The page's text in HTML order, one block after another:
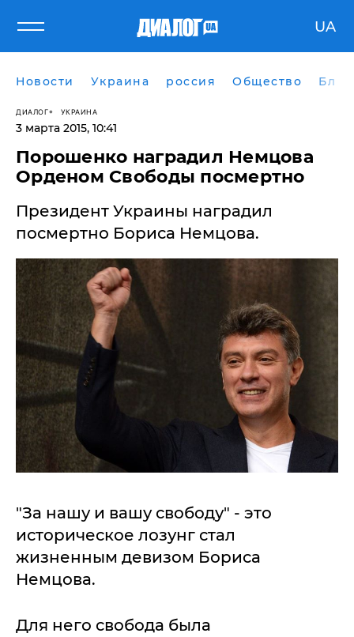
UA
Новости Украина россия Общество
ДИАЛОГ УКРАИНА
3 марта 2015, 10:41
Порошенко наградил Немцова
Орденом Свободы посмертно
Президент Украины наградил
посмертно Бориса Немцова.
"За нашу и вашу свободу" - это
историческое лозунг стал
жизненным девизом Бориса
Немцова.
Для него свобода была